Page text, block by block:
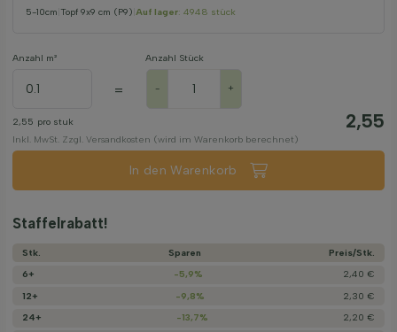
5-10cm Topf 9x9 cm (P9) Auf lager: 4948 stück
Anzahl m²
=
Anzahl Stück
- +
2,55 pro stuk 2,55
Inkl. MwSt. Zzgl. Versandkosten (wird im Warenkorb berechnet)
In den Warenkorb
Staffelrabatt!
Stk. Sparen
Preis/­Stk.
6+
-5,9%
2,40 €
12+
-9,8%
2,30 €
24+
-13,7%
2,20 €